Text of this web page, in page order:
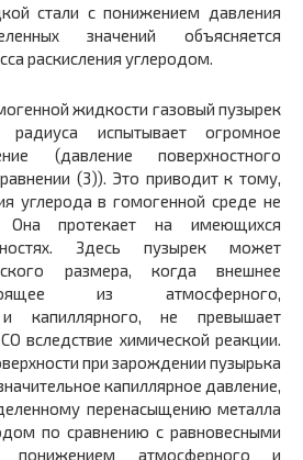
стали с понижением давления
значений объясняется
раскисления углеродом.
жидкости газовый пузырек
радиуса испытывает огромное
(давление поверхностного
(3)). Это приводит к тому,
углерода в гомогенной среде не
Она протекает на имеющихся
Здесь пузырек может
размера, когда внешнее
из атмосферного,
и капиллярного, не превышает
вследствие химической реакции.
при зарождении пузырька
капиллярное давление,
перенасыщению металла
по сравнению с равновесными
понижением атмосферного и